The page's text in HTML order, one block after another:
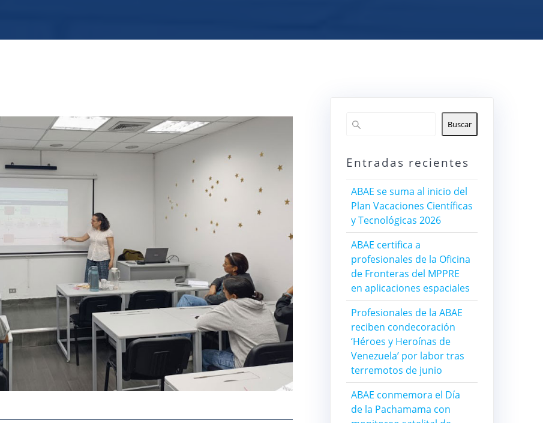
Buscar
Entradas recientes
ABAE se suma al inicio del
Plan Vacaciones Científicas
y Tecnológicas 2026
ABAE certifica a
profesionales de la Oficina
de Fronteras del MPPRE
en aplicaciones espaciales
Profesionales de la ABAE
reciben condecoración
‘Héroes y Heroínas de
Venezuela’ por labor tras
terremotos de junio
ABAE conmemora el Día
de la Pachamama con